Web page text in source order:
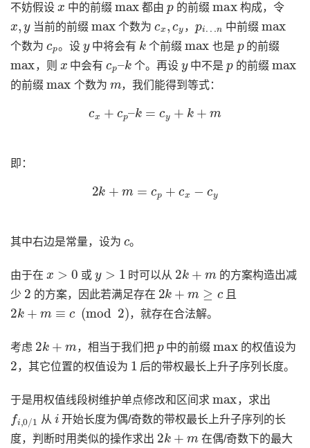
不妨假设 中的前缀 都由 的前缀 构成，令
当前的前缀 个数为
x,
， 中前缀
个数为 。设 中将会有
k
个前缀
max
也是 的前缀
，则 中会有
–
个。再设 中不是 的前缀
的前缀 个数为
m
，我们能得到等式：
c + p– c + k+ m
即：
k +m cp c x−
其中右边是常量，设为 。
由于在 或 时可以从
2k
的方案构造出减
少
2
的方案，因此若满足存在
2k c
且
2k mod
，就存在合法解。
考虑
2k
，相当于我们把 中的前缀 的权值设为
2
，其它位置的权值设为
1
后的带权最长上升子序列长度。
于是用权值线段树维护单点修改和区间求 ，求出
i,
从
i
开始长度为偶/奇数的带权最长上升子序列的长
度，判断时用类似的操作求出
2k
在偶/奇数下的最大